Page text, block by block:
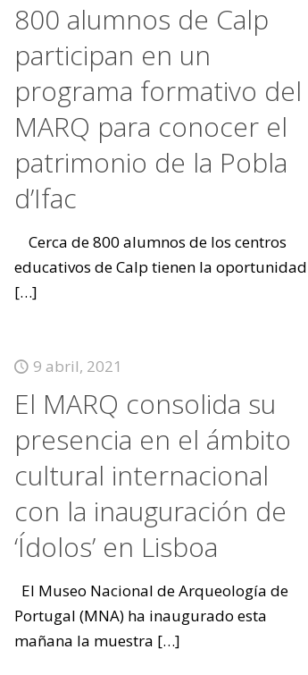
800 alumnos de Calp
participan en un
programa formativo del
MARQ para conocer el
patrimonio de la Pobla
d’Ifac
Cerca de 800 alumnos de los centros
educativos de Calp tienen la oportunidad
[…]
9 abril, 2021
El MARQ consolida su
presencia en el ámbito
cultural internacional
con la inauguración de
‘Ídolos’ en Lisboa
El Museo Nacional de Arqueología de
Portugal (MNA) ha inaugurado esta
mañana la muestra […]